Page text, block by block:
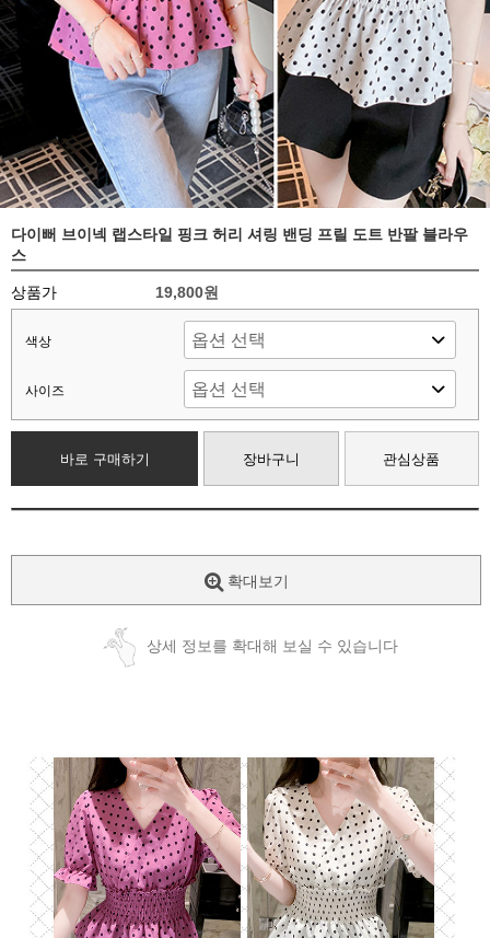
다이뻐 브이넥 랩스타일 핑크 허리 셔링 밴딩 프릴 도트 반팔 블라우
스
상품가 19,800원
색상
사이즈
바로 구매하기 장바구니 관심상품
확대보기
상세 정보를 확대해 보실 수 있습니다